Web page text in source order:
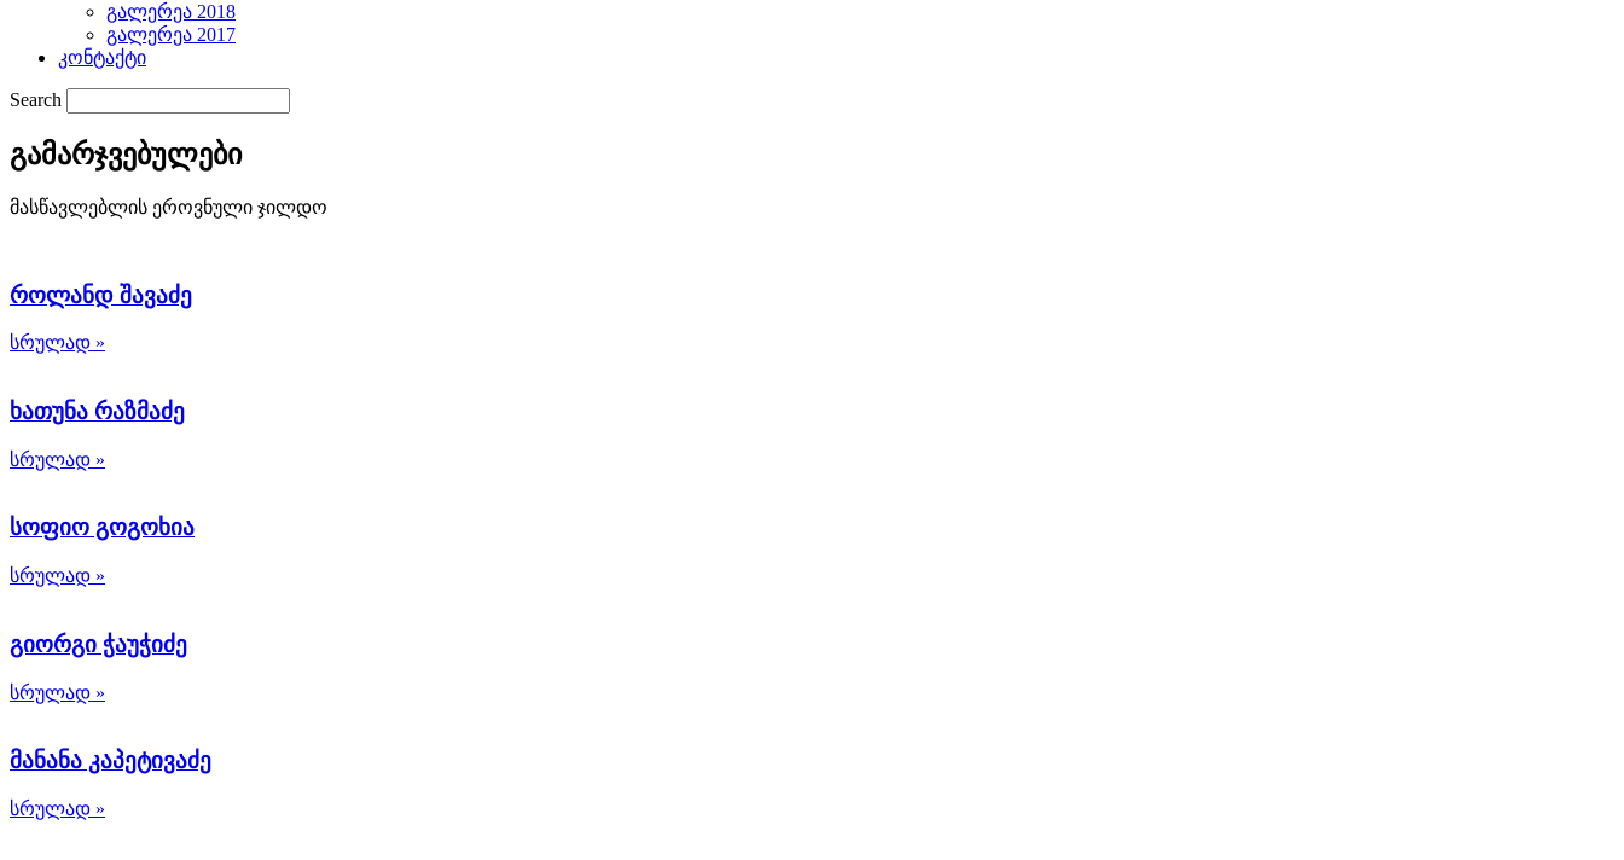
გალერეა 2018
გალერეა 2017
კონტაქტი
Search
გამარჯვებულები
მასწავლებლის ეროვნული ჯილდო
როლანდ შავაძე
სრულად »
ხათუნა რაზმაძე
სრულად »
სოფიო გოგოხია
სრულად »
გიორგი ჭაუჭიძე
სრულად »
მანანა კაპეტივაძე
სრულად »